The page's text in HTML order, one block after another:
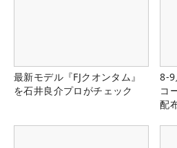
最新モデル『FJクオンタム』
を石井良介プロがチェック
8-9
コ
配